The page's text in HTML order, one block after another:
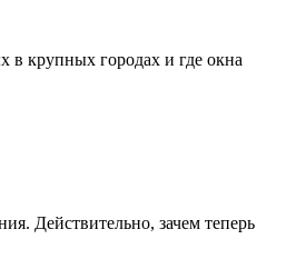
в крупных городах и где окна
Действительно, зачем теперь